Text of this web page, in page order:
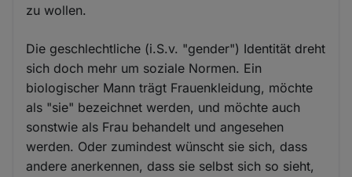
zu wollen.
Die geschlechtliche (i.S.v. "gender") Identität dreht
sich doch mehr um soziale Normen. Ein
biologischer Mann trägt Frauenkleidung, möchte
als "sie" bezeichnet werden, und möchte auch
sonstwie als Frau behandelt und angesehen
werden. Oder zumindest wünscht sie sich, dass
andere anerkennen, dass sie selbst sich so sieht,